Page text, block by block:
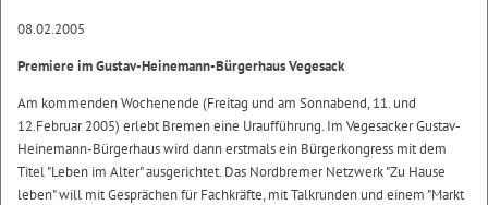
08.02.2005
Premiere im Gustav-Heinemann-Bürgerhaus Vegesack
Am kommenden Wochenende (Freitag und am Sonnabend, 11. und
12.Februar 2005) erlebt Bremen eine Uraufführung. Im Vegesacker Gustav-
Heinemann-Bürgerhaus wird dann erstmals ein Bürgerkongress mit dem
Titel "Leben im Alter" ausgerichtet. Das Nordbremer Netzwerk "Zu Hause
leben" will mit Gesprächen für Fachkräfte, mit Talkrunden und einem "Markt